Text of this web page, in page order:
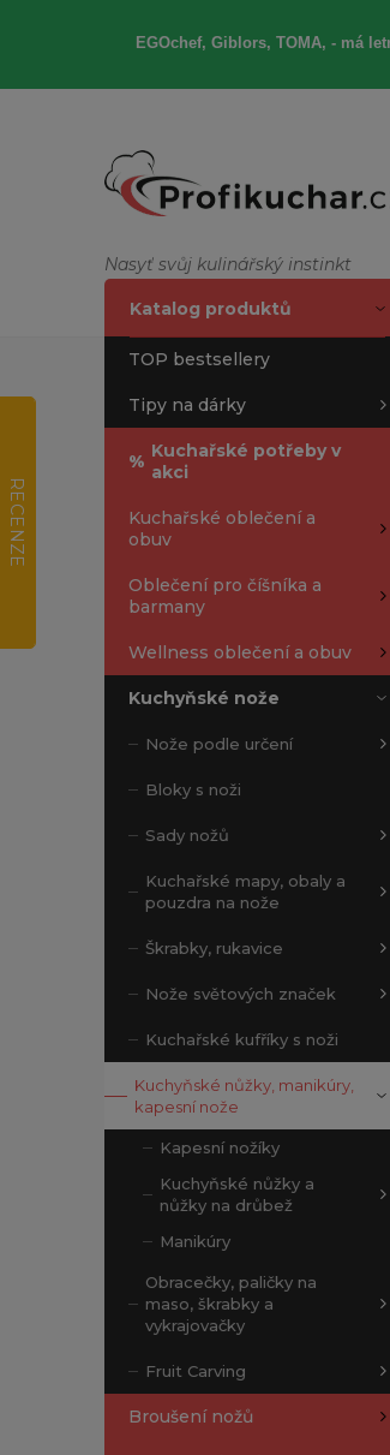
EGOchef, Giblors, TOMA, -má
Nasyť svůj kulinářský instinkt
Katalog produktů
TOP bestsellery
Tipy na dárky
% Kuchařské potřeby v
akci
Kuchařské oblečení a
obuv
Oblečení pro číšníka a
barmany
Wellness oblečení a obuv
Kuchyňské nože
Nože podle určení
Bloky s noži
Sady nožů
Kuchařské mapy, obaly a
pouzdra na nože
Škrabky, rukavice
Nože světových značek
Kuchařské kufříky s noži
Kuchyňské nůžky, manikúry,
kapesní nože
Kapesní nožíky
Kuchyňské nůžky a
nůžky na drůbež
Manikúry
Obracečky, paličky na
maso, škrabky a
vykrajovačky
Fruit Carving
Broušení nožů
RECENZE